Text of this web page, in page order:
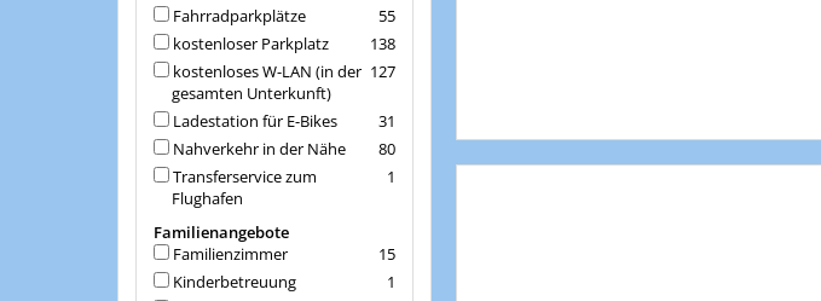
55
Fahrradparkplätze
138
kostenloser Parkplatz
127
kostenloses W-LAN (in der
gesamten Unterkunft)
31
Ladestation für E-Bikes
80
Nahverkehr in der Nähe
1
Transferservice zum
Flughafen
Familienangebote
15
Familienzimmer
1
Kinderbetreuung